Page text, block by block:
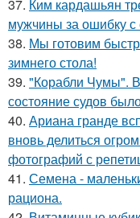
37. Ким кардашьян
мужчины за ошибку с
38. Мы готовим
зимнего стола!
39. "Корабли Чумы".
состояние судов
40. Ариана гранде
вновь делиться
фотографий с
41. Семена -
рациона.